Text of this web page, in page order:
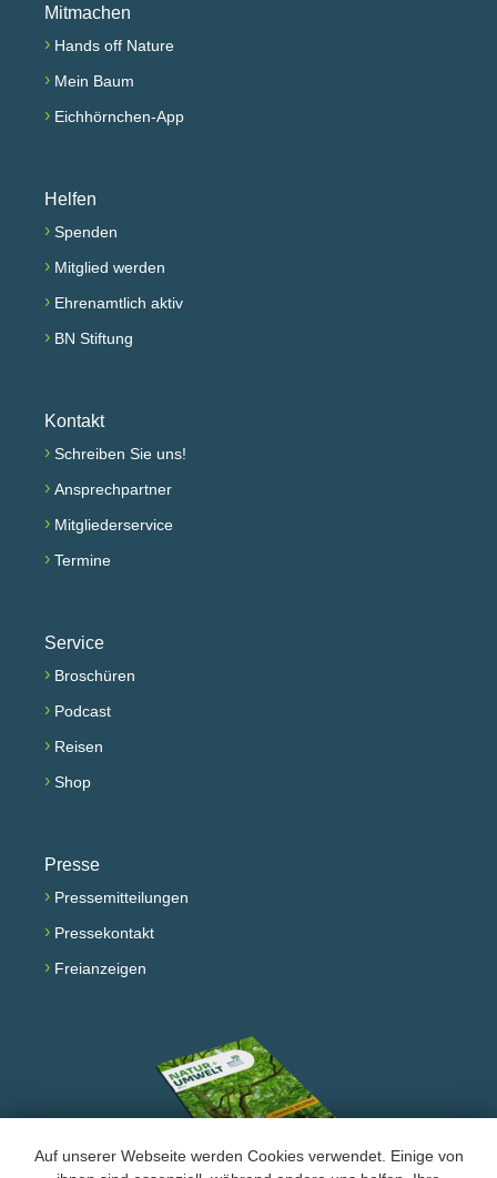
Auf unserer Webseite werden Cookies verwendet. Einige von
Mitmachen
› Hands off Nature
› Mein Baum
› Eichhörnchen-App
Helfen
› Spenden
› Mitglied werden
› Ehrenamtlich aktiv
› BN Stiftung
Kontakt
› Schreiben Sie uns!
› Ansprechpartner
› Mitgliederservice
› Termine
Service
› Broschüren
› Podcast
› Reisen
› Shop
Presse
› Pressemitteilungen
› Pressekontakt
› Freianzeigen